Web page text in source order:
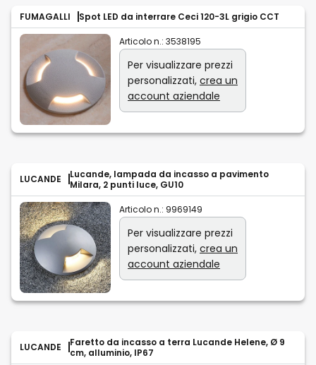
FUMAGALLI Spot LED da interrare Ceci 120-3L grigio CCT
Articolo n.: 3538195
Per visualizzare prezzi
personalizzati, crea un
account aziendale
LUCANDE
Lucande, lampada da incasso a pavimento
Milara, 2 punti luce, GU10
Articolo n.: 9969149
Per visualizzare prezzi
personalizzati, crea un
account aziendale
LUCANDE
Faretto da incasso a terra Lucande Helene, Ø 9
cm, alluminio, IP67